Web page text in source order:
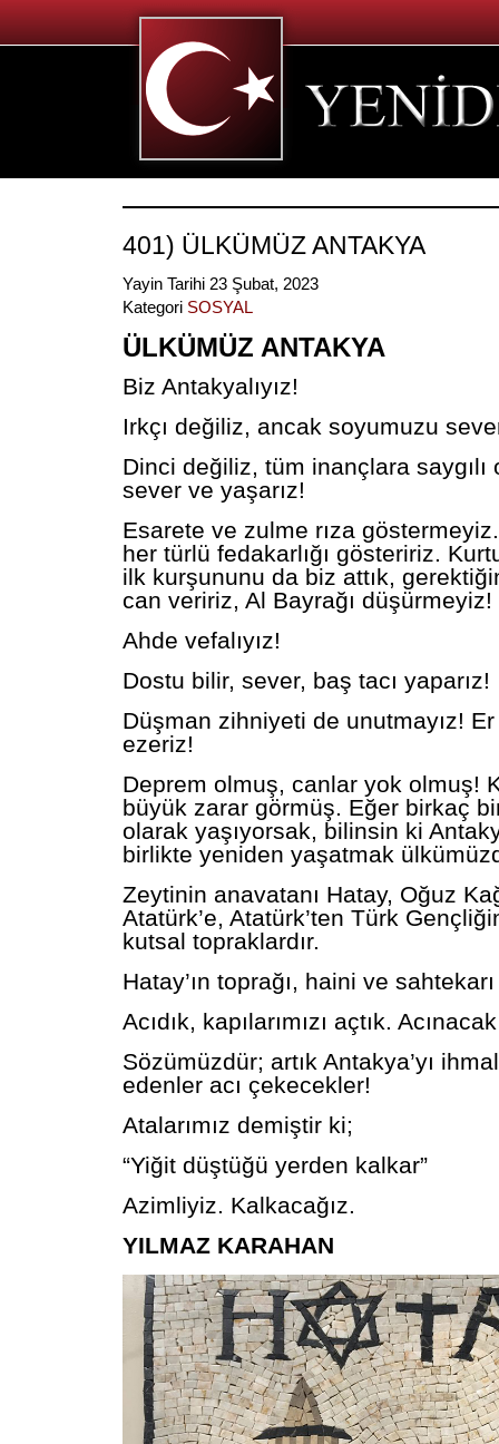
401) ÜLKÜMÜZ ANTAKYA
Yayin Tarihi 23 Şubat, 2023
Kategori SOSYAL
ÜLKÜMÜZ ANTAKYA
Biz Antakyalıyız!
Irkçı değiliz, ancak soyumuzu
Dinci değiliz, tüm inançlara saygılı
sever ve yaşarız!
Esarete ve zulme rıza göstermeyiz.
her türlü fedakarlığı gösteririz.
ilk kurşununu da biz attık,
can veririz, Al Bayrağı düşürmeyiz!
Ahde vefalıyız!
Dostu bilir, sever, baş tacı yaparız!
Düşman zihniyeti de unutmayız! Er
ezeriz!
Deprem olmuş, canlar yok olmuş!
büyük zarar görmüş. Eğer birkaç
olarak yaşıyorsak, bilinsin ki
birlikte yeniden yaşatmak
Zeytinin anavatanı Hatay, Oğuz
Atatürk’e, Atatürk’ten Türk
kutsal topraklardır.
Hatay’ın toprağı, haini ve
Acıdık, kapılarımızı açtık.
Sözümüzdür; artık Antakya’yı
edenler acı çekecekler!
Atalarımız demiştir ki;
“Yiğit düştüğü yerden kalkar”
Azimliyiz. Kalkacağız.
YILMAZ KARAHAN